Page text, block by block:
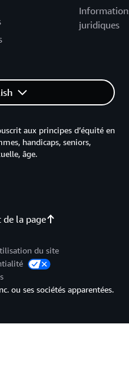
juridiques
de la page
aux principes d’équité en
handicaps, seniors,
âge.
du site
ou ses sociétés apparentées.